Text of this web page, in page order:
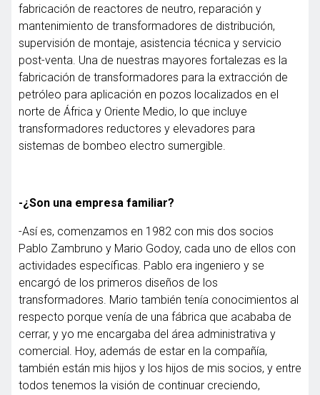
fabricación de reactores de neutro, reparación y
mantenimiento de transformadores de distribución,
supervisión de montaje, asistencia técnica y servicio
post-venta. Una de nuestras mayores fortalezas es la
fabricación de transformadores para la extracción de
petróleo para aplicación en pozos localizados en el
norte de África y Oriente Medio, lo que incluye
transformadores reductores y elevadores para
sistemas de bombeo electro sumergible.
-¿Son una empresa familiar?
-Así es, comenzamos en 1982 con mis dos socios
Pablo Zambruno y Mario Godoy, cada uno de ellos con
actividades específicas. Pablo era ingeniero y se
encargó de los primeros diseños de los
transformadores. Mario también tenía conocimientos al
respecto porque venía de una fábrica que acababa de
cerrar, y yo me encargaba del área administrativa y
comercial. Hoy, además de estar en la compañía,
también están mis hijos y los hijos de mis socios, y entre
todos tenemos la visión de continuar creciendo,